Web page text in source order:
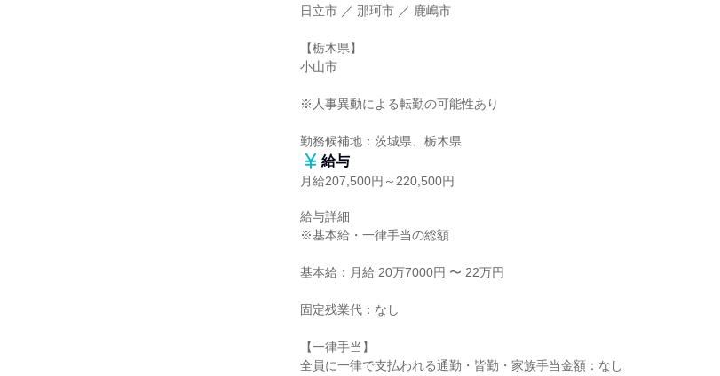
日立市 ／ 那珂市 ／ 鹿嶋市
【栃木県】
小山市
※人事異動による転勤の可能性あり
勤務候補地：茨城県、栃木県
給与
月給207,500円～220,500円
給与詳細
※基本給・一律手当の総額
基本給：月給 20万7000円 〜 22万円
固定残業代：なし
【一律手当】
全員に一律で支払われる通勤・皆勤・家族手当金額：なし